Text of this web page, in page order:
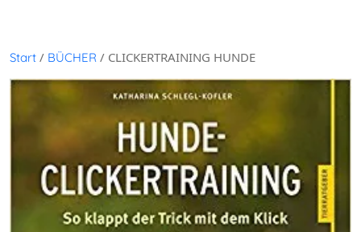
Start / BÜCHER / CLICKERTRAINING HUNDE